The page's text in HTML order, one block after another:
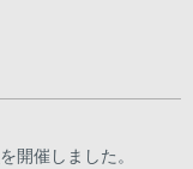
を開催しました。